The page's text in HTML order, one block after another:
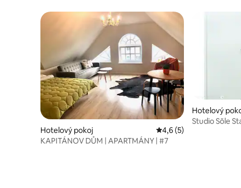
Hotelový pokoj Průměrné hodnocení
4,6 (5)
KAPITÁNOV DŮM | APARTMÁNY | #7
Hotelový
Studio Sõle